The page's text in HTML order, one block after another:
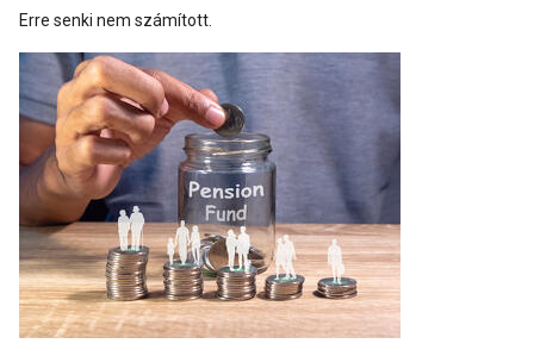
Erre senki nem számított.